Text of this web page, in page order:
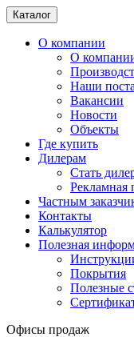
Каталог
О компании
О
Наши
Вакансии
Новости
Объекты
Где купить
Дилерам
Стать
Рекламная
Частным
Контакты
Калькулятор
Полезная
Покрытия
Полезные
Офисы продаж